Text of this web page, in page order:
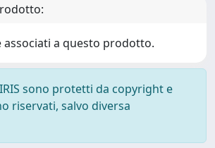
associati a questo prodotto.
sono protetti da copyright e
riservati, salvo diversa